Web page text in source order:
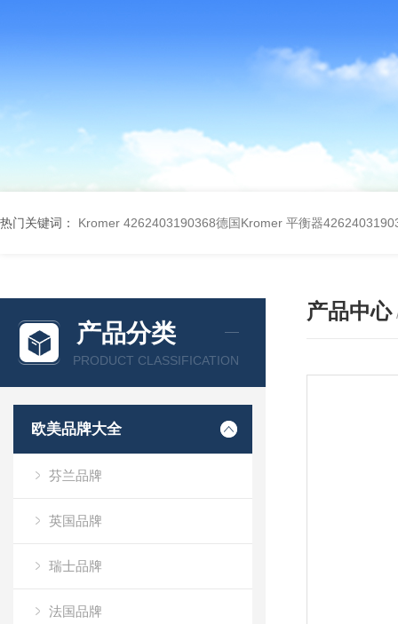
热门关键词： Kromer 4262403190368德国Kromer 平衡器
产品分类
PRODUCT CLASSIFICATION
欧美品牌大全
芬兰品牌
英国品牌
瑞士品牌
法国品牌
产品中心